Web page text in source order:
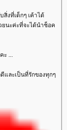
งที่เด็กๆ เค้าได้
ยนะค่ะที่จะได้นำช็อค
ะ ...
และเป็นที่รักของทุกๆ